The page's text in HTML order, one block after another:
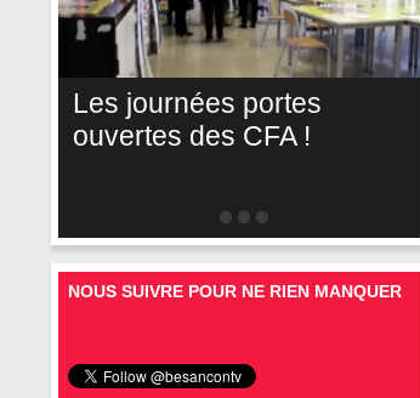
Les journées portes
ouvertes des CFA !
NOUS SUIVRE POUR NE RIEN MANQUER